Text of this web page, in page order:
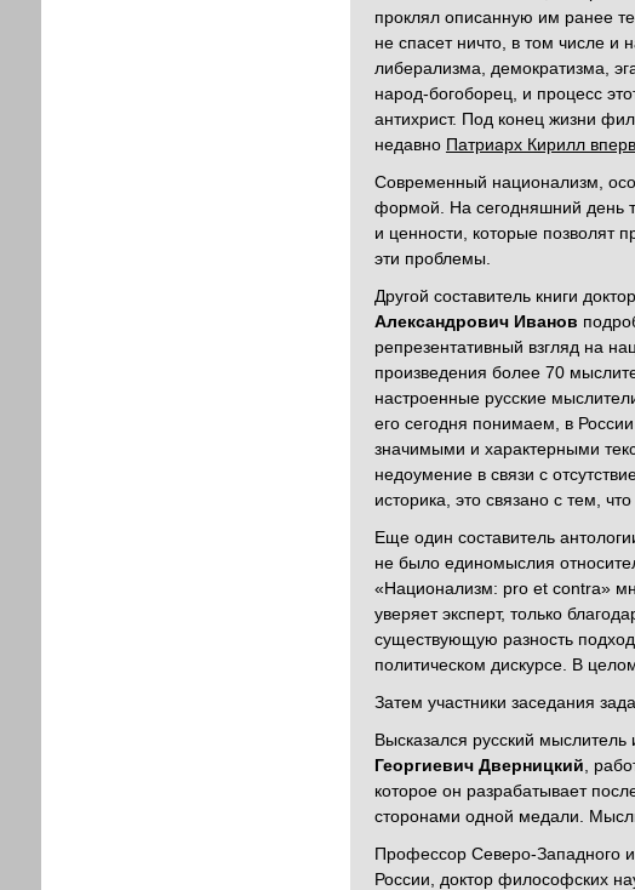
проклял описанную им ранее
не спасет ничто, в том числе и
либерализма, демократизма,
народ-богоборец, и процесс
антихрист. Под конец жизни
недавно Патриарх Кирилл
Современный национализм,
формой. На сегодняшний день
и ценности, которые позволят
эти проблемы.
Другой составитель книги
Александрович Иванов
репрезентативный взгляд на
произведения более 70
настроенные русские
его сегодня понимаем, в
значимыми и характерными
недоумение в связи с
историка, это связано с тем,
Еще один составитель
не было единомыслия
«Национализм: pro et contra»
уверяет эксперт, только
существующую разность
политическом дискурсе. В
Затем участники заседания
Высказался русский
Георгиевич Дверницкий ,
которое он разрабатывает
сторонами одной медали.
Профессор Северо-Западного
России, доктор философских